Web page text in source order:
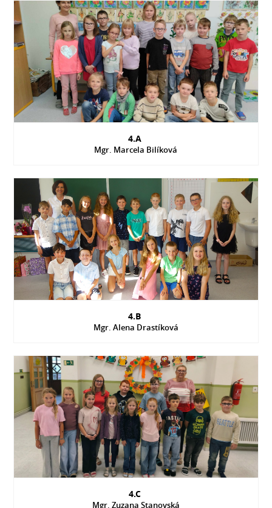
4.A
Mgr. Marcela Bilíková
4.B
Mgr. Alena Drastíková
4.C
Mgr. Zuzana Stanovská